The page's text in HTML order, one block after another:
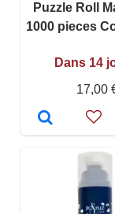
Puzzle Roll
1000 pieces
Dans 14
17,00